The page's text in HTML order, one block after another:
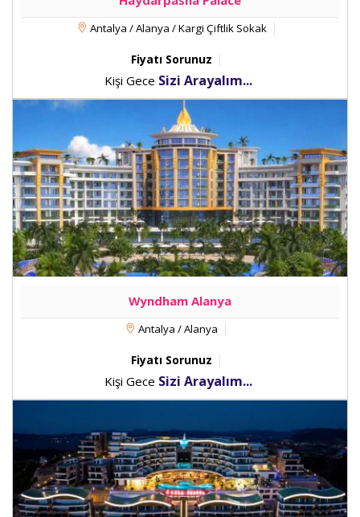
Antalya / Alanya / Kargi Çiftlik Sokak
Fiyatı Sorunuz
Kişi Gece Sizi Arayalım...
Wyndham Alanya
Antalya / Alanya
Fiyatı Sorunuz
Kişi Gece Sizi Arayalım...